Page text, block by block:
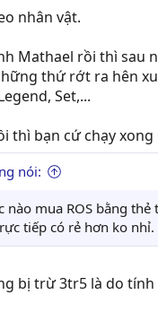
nhân vật.
Mathael rồi thì sau
thứ rớt ra hên
Set,...
thì bạn cứ chạy xong
nói:
nào mua ROS bằng
tiếp có rẻ hơn ko
bị trừ 3tr5 là do